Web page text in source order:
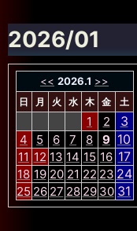
2026/01
<< 2026.1 >>
日 月 火 水 木 金 土
1 2 3
4 5 6 7 8 9 10
11 12 13 14 15 16 17
18 19 20 21 22 23 24
25 26 27 28 29 30 31